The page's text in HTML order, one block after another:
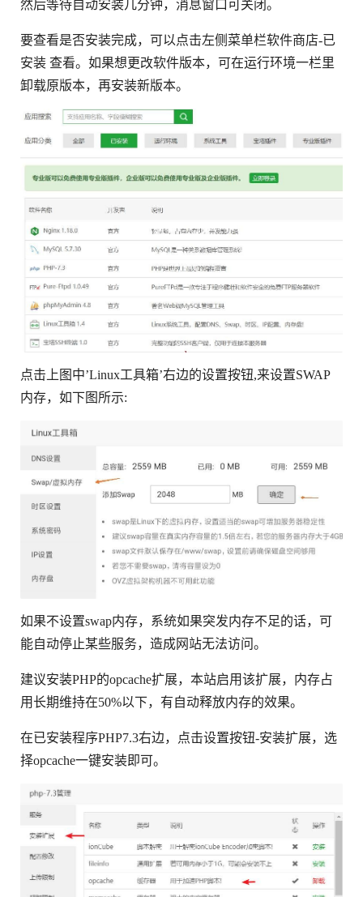
然后等待自动安装几分钟，消息窗口可关闭。
要查看是否安装完成，可以点击左侧菜单栏软件商店-已
安装 查看。如果想更改软件版本，可在运行环境一栏里
卸载原版本，再安装新版本。
点击上图中’Linux工具箱’右边的设置按钮,来设置SWAP
内存，如下图所示:
如果不设置swap内存，系统如果突发内存不足的话，可
能自动停止某些服务，造成网站无法访问。
建议安装PHP的opcache扩展，本站启用该扩展，内存占
用长期维持在50%以下，有自动释放内存的效果。
在已安装程序PHP7.3右边，点击设置按钮-安装扩展，选
择opcache一键安装即可。